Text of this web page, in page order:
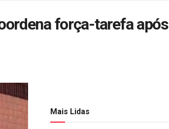
força-tarefa após
Mais Lidas